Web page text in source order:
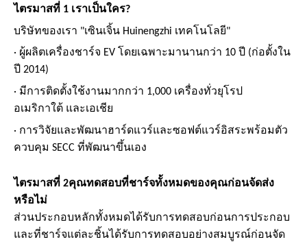
ไตรมาสที่ 1 เราเป็นใคร?
บริษัทของเรา "เซินเจิ้น Huinengzhi เทคโนโลยี"
· ผู้ผลิตเครื่องชาร์จ EV โดยเฉพาะมานานกว่า 10 ปี (ก่อตั้งใน
ปี 2014)
· มีการติดตั้งใช้งานมากกว่า 1,000 เครื่องทั่วยุโรป
อเมริกาใต้ และเอเชีย
· การวิจัยและพัฒนาฮาร์ดแวร์และซอฟต์แวร์อิสระพร้อมตัว
ควบคุม SECC ที่พัฒนาขึ้นเอง
ไตรมาสที่ 2คุณทดสอบที่ชาร์จทั้งหมดของคุณก่อนจัดส่ง
หรือไม่
ส่วนประกอบหลักทั้งหมดได้รับการทดสอบก่อนการประกอบ
และที่ชาร์จแต่ละชิ้นได้รับการทดสอบอย่างสมบูรณ์ก่อนจัด